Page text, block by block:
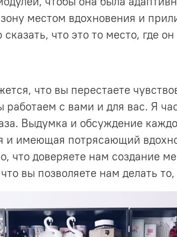
местом вдохновения и
что это то место, где
что вы перестаете
с вами и для вас. Я
Выдумка и обсуждение
и имеющая потрясающий
доверяете нам создание
вы позволяете нам делать